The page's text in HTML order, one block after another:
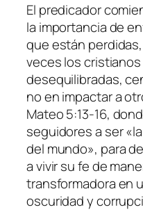
El predicador
la importancia de
que están
veces los
desequilibradas,
no en impactar a
Mateo 5:13-16,
seguidores a ser
del mundo», para
a vivir su fe de
transformadora en
oscuridad y